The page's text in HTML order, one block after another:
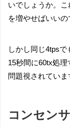
いでしょうか。こ
を増やせばいいの
しかし同じ4tps
15秒間に60tx処
問題視されていま
コンセン